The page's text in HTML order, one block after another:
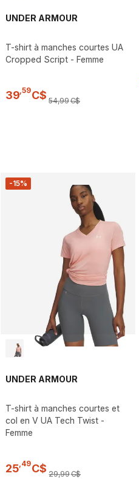
UNDER ARMOUR
T-shirt à manches courtes UA
Cropped Script - Femme
39 59C$ 54,99C$
-15%
UNDER ARMOUR
T-shirt à manches courtes et
col en V UA Tech Twist -
Femme
25 49C$ 29,99C$